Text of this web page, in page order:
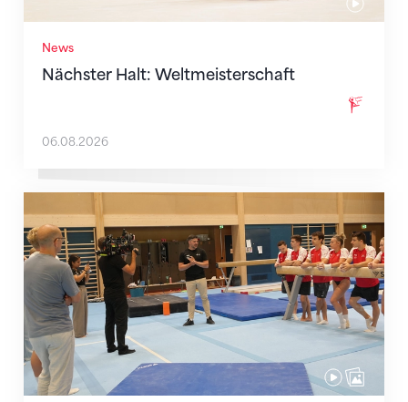
News
Nächster Halt: Weltmeisterschaft
06.08.2026
Mit klaren Zielen nach Zagreb